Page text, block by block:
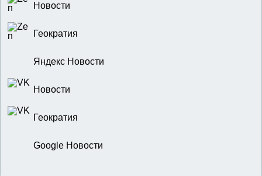
Новости
Геократия
Яндекс Новости
Новости
Геократия
Google Новости